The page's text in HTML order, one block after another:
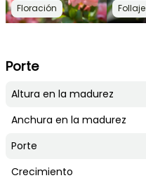
Floración Follaje
Porte
Altura en la madurez
Anchura en la madurez
Porte
Crecimiento